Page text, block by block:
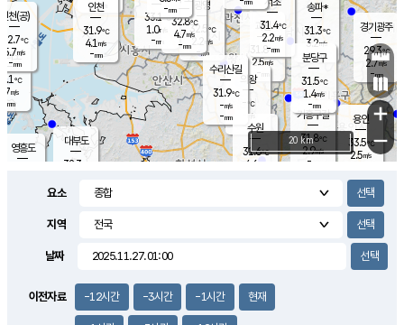
의도
℃
m/s
mm
영흥도
과천
31.8℃
2.5m/s
- mm
용인
33.5℃
2.5m/s
경기광주
29.3℃
2.7m/s
-mm
4.2m/s
대부도
32.3
-mm
의왕
- ℃
m/s
mm
광명
32.5 ℃
2.2 m/s
-mm
33.1℃
1.0m/s
-mm
32.8℃
4.7m/s
-mm
송파*
31.3℃
3.2m/s
-mm
31.4℃
2.2m/s
-mm
기흥구갈
31.8℃
2.9m/s
-
수리산길
31.9℃
-m/s
-mm
분당구
31.5℃
1.4m/s
-mm
인천(공)
32.7℃
5.7m/s
-mm
-mm
수원
31.6℃
4.6 m/s
인천
31.9℃
4.1 m/s
-mm
+
−
20 km
요소
지역
날짜
이전자료 -12시간 -3시간 -1시간 현재